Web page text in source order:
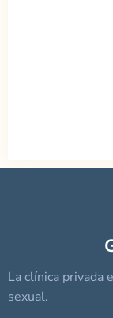
La clínica privada
sexual.